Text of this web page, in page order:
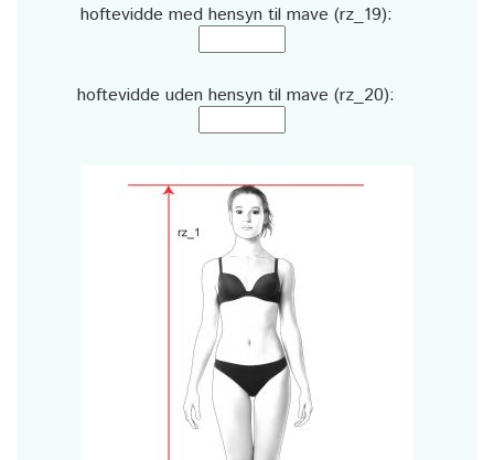
hoftevidde med hensyn til mave (rz_19):
hoftevidde uden hensyn til mave (rz_20):